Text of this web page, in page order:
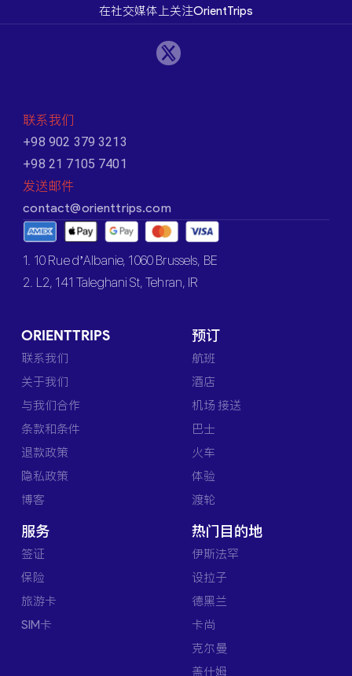
在社交媒体上关注OrientTrips
联系我们
+98 902 379 3213
+98 21 7105 7401
发送邮件
contact@orienttrips.com
1. 10 Rue d’Albanie, 1060 Brussels, BE
2. L2, 141 Taleghani St, Tehran, IR
ORIENTTRIPS
联系我们
关于我们
与我们合作
条款和条件
退款政策
隐私政策
博客
预订
航班
酒店
机场 接送
巴士
火车
体验
渡轮
服务
签证
保险
旅游卡
SIM卡
热门目的地
伊斯法罕
设拉子
德黑兰
卡尚
克尔曼
盖什姆